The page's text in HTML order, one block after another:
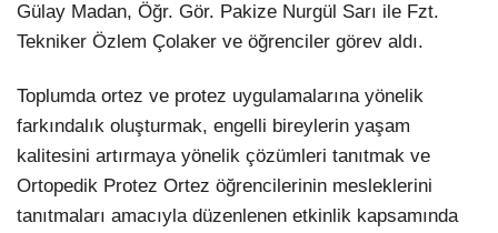
Gülay Madan, Öğr. Gör. Pakize Nurgül Sarı ile Fzt.
Tekniker Özlem Çolaker ve öğrenciler görev aldı.
Toplumda ortez ve protez uygulamalarına yönelik
farkındalık oluşturmak, engelli bireylerin yaşam
kalitesini artırmaya yönelik çözümleri tanıtmak ve
Ortopedik Protez Ortez öğrencilerinin mesleklerini
tanıtmaları amacıyla düzenlenen etkinlik kapsamında